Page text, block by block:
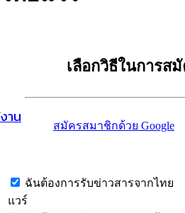
าน
เลือกวิธีในการส
สมัครสมาชิกด้วย Google
ฉันต้องการรับข่าวสารจากไทย
แวร์